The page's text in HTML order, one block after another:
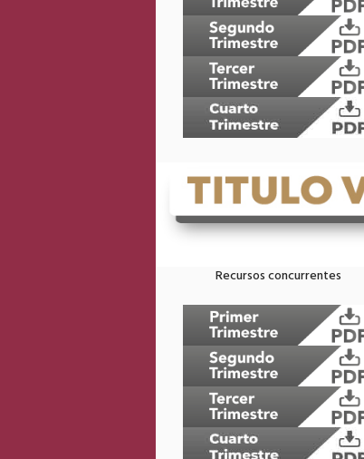
Recursos concurrentes